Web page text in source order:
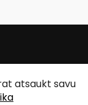
atsaukt savu